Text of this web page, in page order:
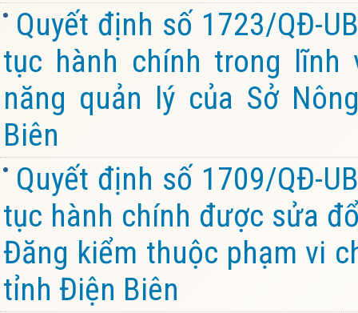
Quyết định số 1723/QĐ-
tục hành chính trong
năng quản lý của Sở
Biên
Quyết định số 1709/QĐ-
tục hành chính được sửa
Đăng kiểm thuộc phạm vi
tỉnh Điện Biên